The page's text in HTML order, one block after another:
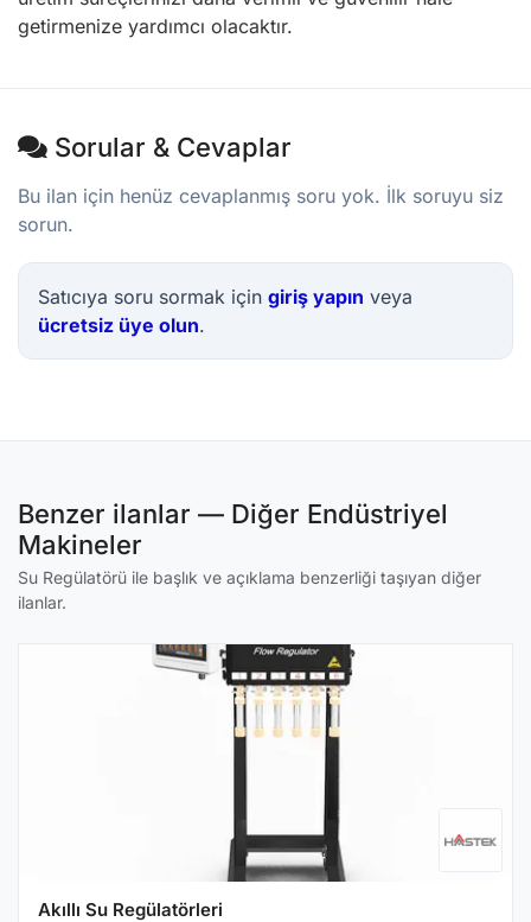
getirmenize yardımcı olacaktır.
Sorular & Cevaplar
Bu ilan için henüz cevaplanmış soru yok. İlk soruyu siz
sorun.
Satıcıya soru sormak için giriş yapın veya
ücretsiz üye olun.
Benzer ilanlar — Diğer Endüstriyel
Makineler
Su Regülatörü ile başlık ve açıklama benzerliği taşıyan diğer
ilanlar.
Akıllı Su Regülatörleri